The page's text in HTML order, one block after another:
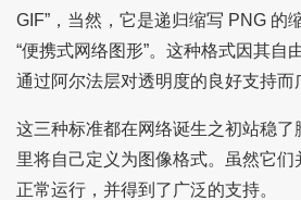
GIF”，当然，它是递归缩写 PNG 的
“便携式网络图形”。这种格式因其自
通过阿尔法层对透明度的良好支持而
这三种标准都在网络诞生之初站稳了
里将自己定义为图像格式。虽然它
正常运行，并得到了广泛的支持。